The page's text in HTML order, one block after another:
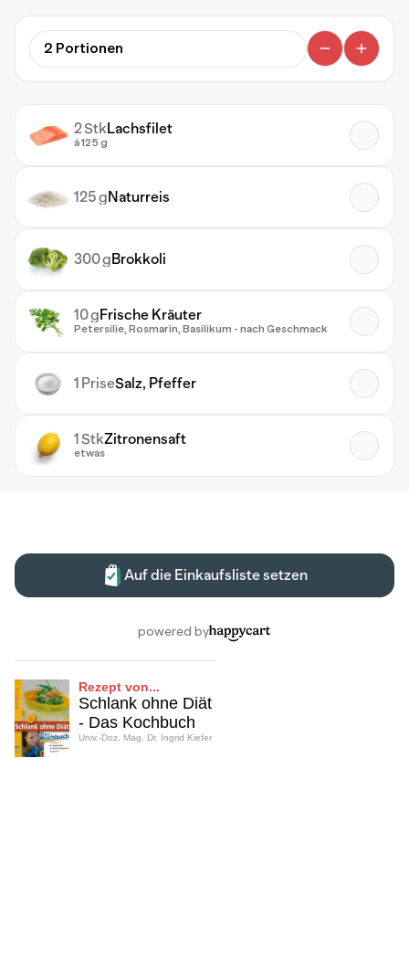
Rezept von...
Schlank ohne Diät
- Das Kochbuch
Univ.-Doz. Mag. Dr. Ingrid Kiefer